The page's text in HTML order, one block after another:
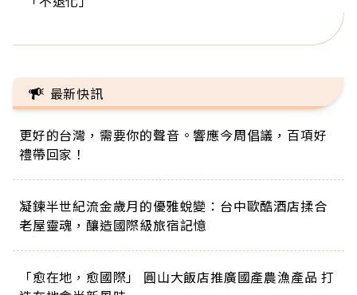
下一則 ＋
會不會毀掉王力宏根本不重要！
蔡詩萍：李靚蕾，妳卸下「王力
宏太太」徹底自由了！
最新快訊
更好的台灣，需要你的聲音。響應今周倡議，百項好
禮帶回家！
凝鍊半世紀流金歲月的優雅蛻變：台中歐酷酒店揉合
老屋靈魂，釀造國際級旅宿記憶
「愈在地，愈國際」 圓山大飯店推廣國產農漁產品 打